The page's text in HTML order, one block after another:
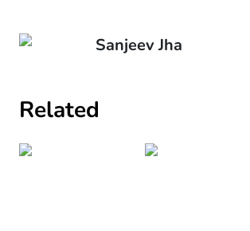
Sanjeev Jha
Related